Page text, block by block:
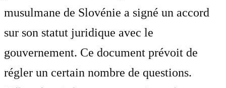
musulmane de Slovénie a signé un accord
sur son statut juridique avec le
gouvernement. Ce document prévoit de
régler un certain nombre de questions.